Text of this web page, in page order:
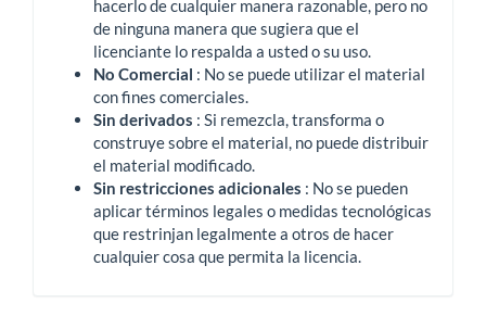
hacerlo de cualquier manera razonable, pero no
de ninguna manera que sugiera que el
licenciante lo respalda a usted o su uso.
No Comercial : No se puede utilizar el material
con fines comerciales.
Sin derivados : Si remezcla, transforma o
construye sobre el material, no puede distribuir
el material modificado.
Sin restricciones adicionales : No se pueden
aplicar términos legales o medidas tecnológicas
que restrinjan legalmente a otros de hacer
cualquier cosa que permita la licencia.